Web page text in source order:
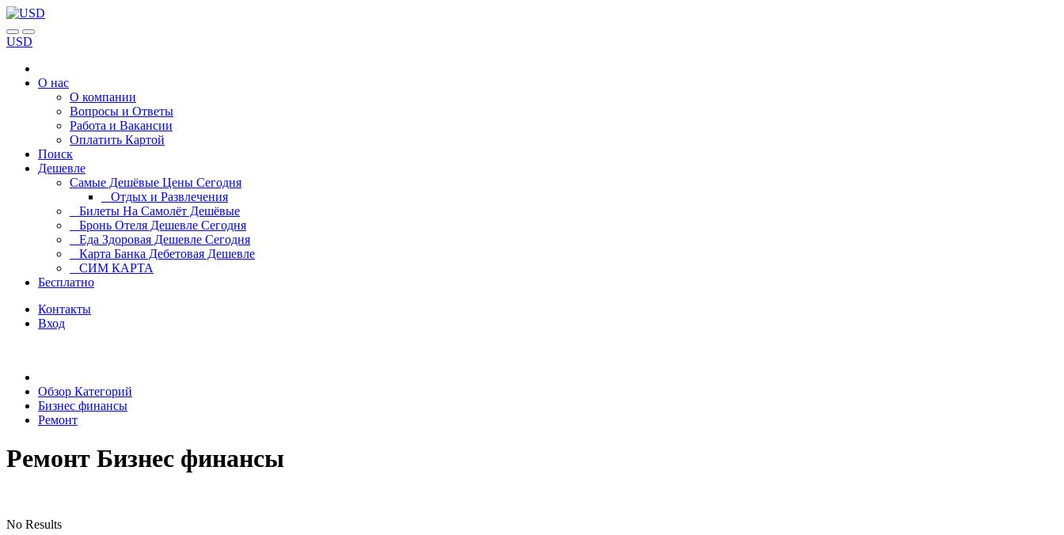
USD
О нас
О компании
Вопросы и Ответы
Работа и Вакансии
Оплатить Картой
Поиск
Дешевле
Самые Дешёвые Цены Сегодня
Отдых и Развлечения
Билеты На Самолёт Дешёвые
Бронь Отеля Дешевле Сегодня
Еда Здоровая Дешевле Сегодня
Карта Банка Дебетовая Дешевле
СИМ КАРТА
Бесплатно
Контакты
Вход
Обзор Категорий
Бизнес финансы
Ремонт
Ремонт Бизнес финансы
No Results